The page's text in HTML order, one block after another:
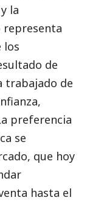
la
representa
los
de
trabajado de
preferencia
se
que hoy
hasta el